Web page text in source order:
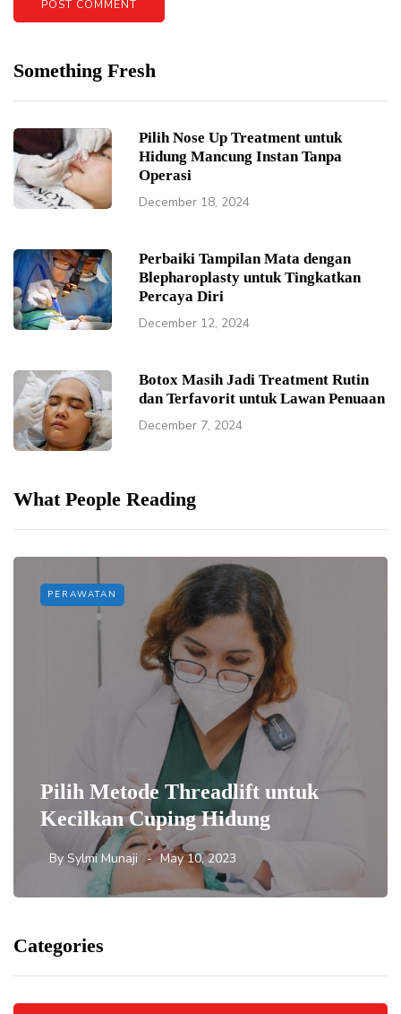
Something Fresh
Pilih Nose Up Treatment untuk
Hidung Mancung Instan Tanpa
Operasi
December 18, 2024
Perbaiki Tampilan Mata dengan
Blepharoplasty untuk Tingkatkan
Percaya Diri
December 12, 2024
Botox Masih Jadi Treatment Rutin
dan Terfavorit untuk Lawan Penuaan
December 7, 2024
What People Reading
PERAWATAN
Pilih Metode Threadlift untuk
Kecilkan Cuping Hidung
By Sylmi Munaji May 10, 2023
Categories